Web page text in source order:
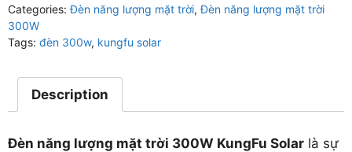
Categories:Đèn năng lượng mặt trời,Đèn năng lượng mặt trời
300W
Tags: đèn 300w, kungfu solar
Description
Đèn năng lượng mặt trời 300W KungFu Solar là sự